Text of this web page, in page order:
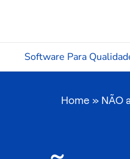
Software Para
Home » NÃO